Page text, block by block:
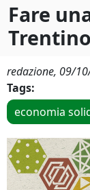
Fare
Trentino
redazione, 09/
Tags:
economia